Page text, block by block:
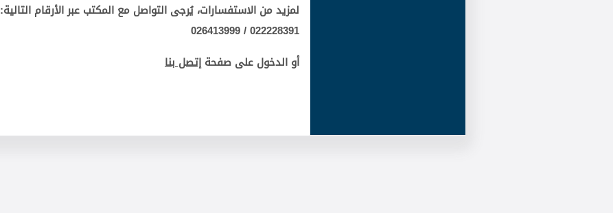
لمزيد من الاستفسارات، يُرجى التواصل مع المكتب عبر الأرقام التالية:
022228391
/
أو الدخول على صفحةإتصل بنا